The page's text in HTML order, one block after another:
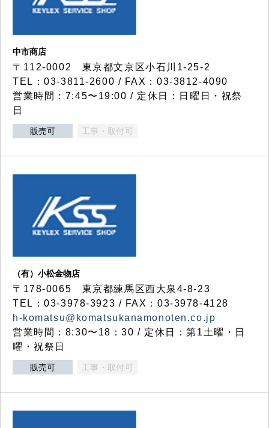
中市商店
〒112-0002 東京都文京区小石川1-25-2
TEL：03-3811-2600 / FAX：03-3812-4090
営業時間：7:45〜19:00 / 定休日：日曜日・祝祭
日
販売可 工事・取付可
（有）小松金物店
〒178-0065 東京都練馬区西大泉4-8-23
TEL：03-3978-3923 / FAX：03-3978-4128
h-komatsu@komatsukanamonoten.co.jp
営業時間：8:30〜18：30 / 定休日：第1土曜・日
曜・祝祭日
販売可 工事・取付可